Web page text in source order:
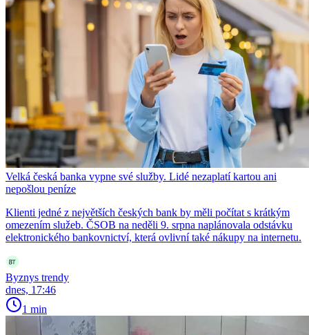
Velká česká banka vypne své služby. Lidé nezaplatí kartou ani
nepošlou peníze
Klienti jedné z největších českých bank by měli počítat s krátkým
omezením služeb. ČSOB na neděli 9. srpna naplánovala odstávku
elektronického bankovnictví, která ovlivní také nákupy na internetu.
Byznys trendy
dnes, 17:46
1 min